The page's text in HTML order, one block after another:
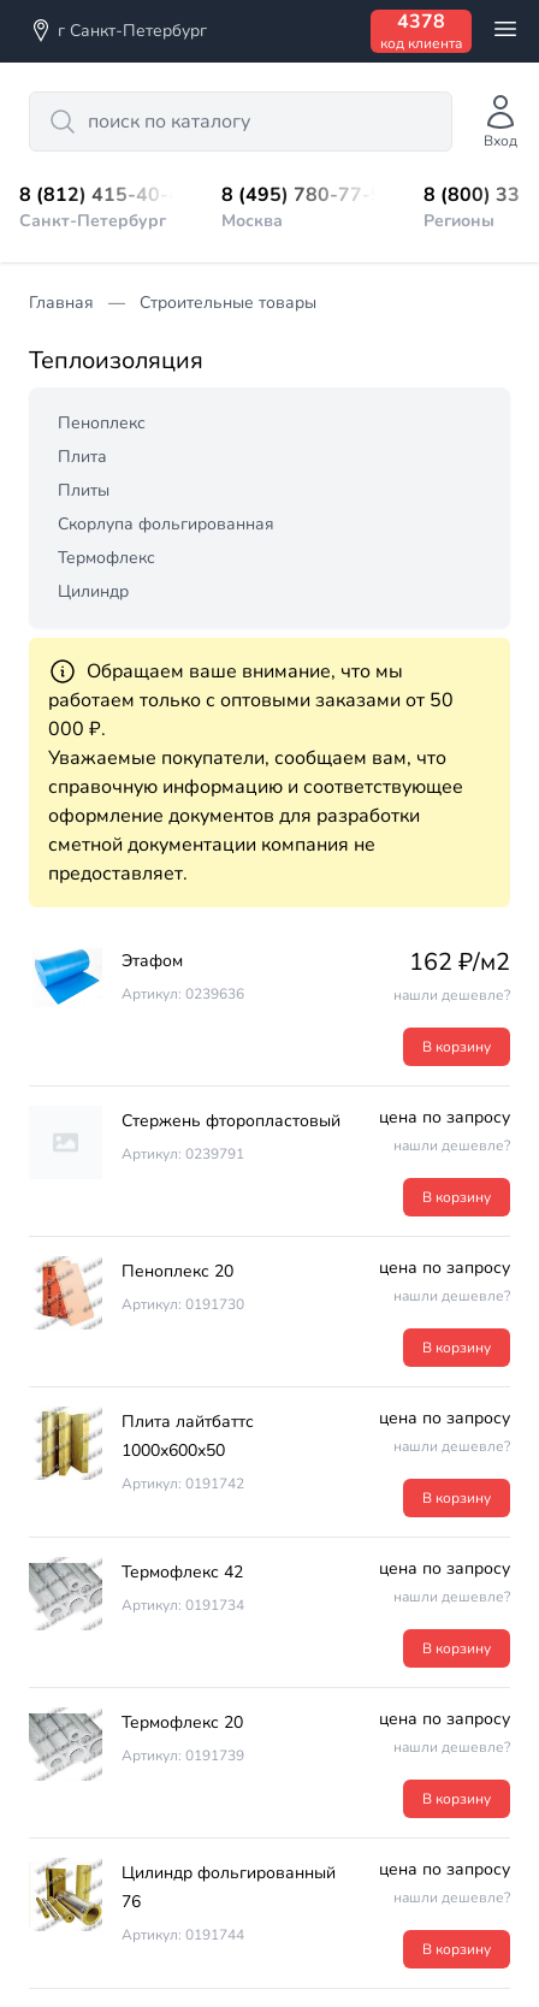
г Санкт-Петербург 4378
код клиента
Search
Вход
8 (812) 415-40-45
Санкт-Петербург
8 (495) 780-77-98
Москва
8 (800)
Регионы
Главная Строительные товары
Теплоизоляция
Пеноплекс
Плита
Плиты
Скорлупа фольгированная
Термофлекс
Цилиндр
Обращаем ваше внимание, что мы
работаем только с оптовыми заказами от 50
000 ₽.
Уважаемые покупатели, сообщаем вам, что
справочную информацию и соответствующее
оформление документов для разработки
сметной документации компания не
предоставляет.
Этафом
Артикул: 0239636
162 ₽/м2
нашли дешевле?
В корзину
Стержень фторопластовый
Артикул: 0239791
цена по запросу
нашли дешевле?
В корзину
Пеноплекс 20
Артикул: 0191730
цена по запросу
нашли дешевле?
В корзину
Плита лайтбаттс
1000х600х50
Артикул: 0191742
цена по запросу
нашли дешевле?
В корзину
Термофлекс 42
Артикул: 0191734
цена по запросу
нашли дешевле?
В корзину
Термофлекс 20
Артикул: 0191739
цена по запросу
нашли дешевле?
В корзину
Цилиндр фольгированный
76
Артикул: 0191744
цена по запросу
нашли дешевле?
В корзину